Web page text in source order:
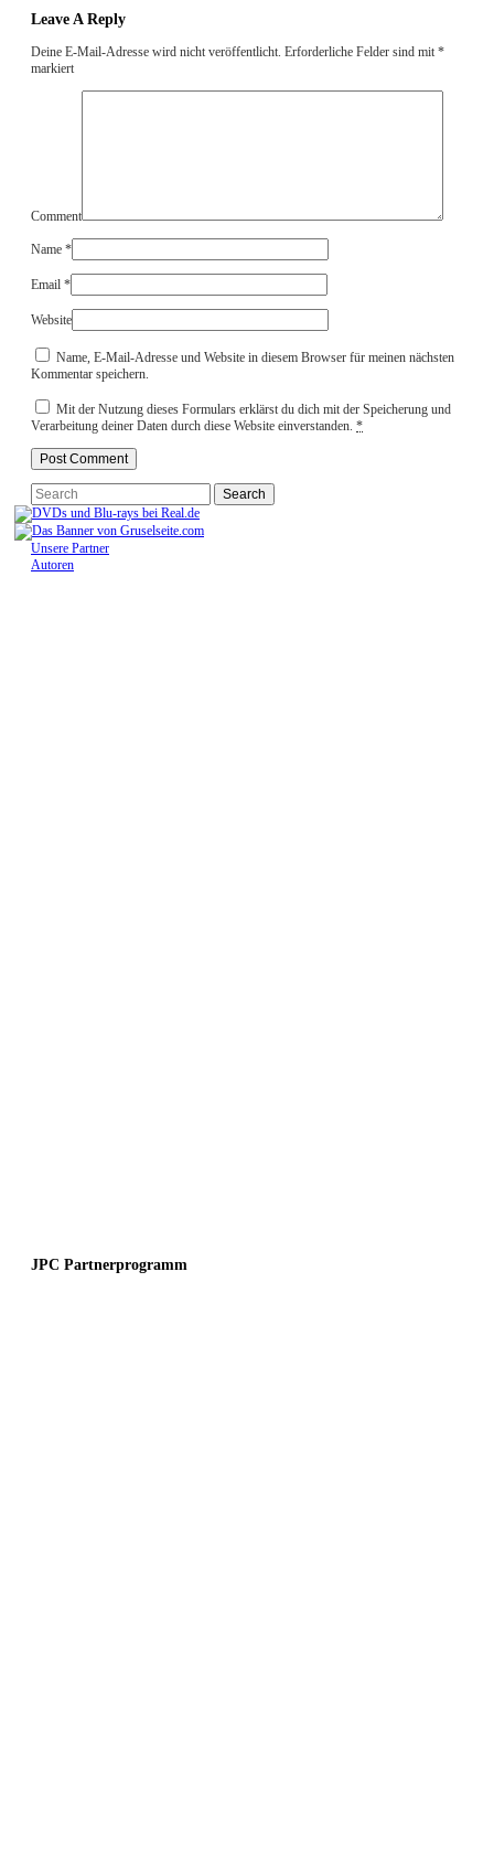
Leave A Reply
Deine E-Mail-Adresse wird nicht veröffentlicht. Erforderliche Felder sind mit *
markiert
Comment
Name *
Email *
Website
Name, E-Mail-Adresse und Website in diesem Browser für meinen nächsten
Kommentar speichern.
Mit der Nutzung dieses Formulars erklärst du dich mit der Speicherung und
Verarbeitung deiner Daten durch diese Website einverstanden. *
Unsere Partner
Autoren
JPC Partnerprogramm